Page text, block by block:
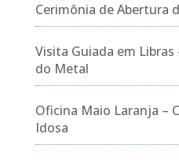
Cerimônia de Abertura
Visita Guiada em
do Metal
Oficina Maio Laranja –
Idosa